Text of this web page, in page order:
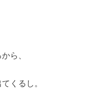
ら、
くるし。